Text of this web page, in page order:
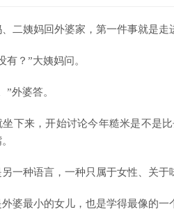
二姨妈回外婆家，第一件事就是走
有？”大姨妈问。
”外婆答。
下来，开始讨论今年糙米是不是
一种语言，一种只属于女性、关于
婆最小的女儿，也是学得最像的一